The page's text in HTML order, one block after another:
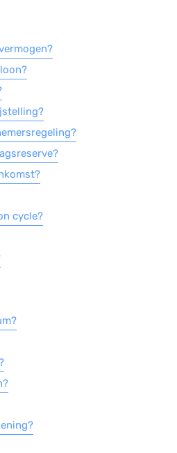
cycle?